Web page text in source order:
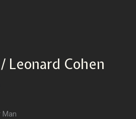
Leonard Cohen
Man